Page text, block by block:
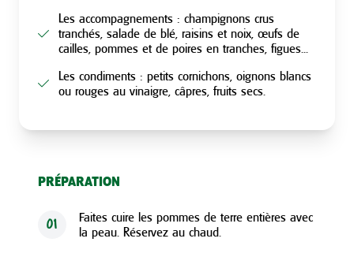
Les accompagnements : champignons crus
tranchés, salade de blé, raisins et noix, œufs de
cailles, pommes et de poires en tranches, figues...
Les condiments : petits cornichons, oignons blancs
ou rouges au vinaigre, câpres, fruits secs.
PRÉPARATION
01
Faites cuire les pommes de terre entières avec
la peau. Réservez au chaud.